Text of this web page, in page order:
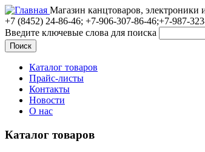
Магазин канцтоваров, электроники
+7 (8452) 24-86-46; +7-906-307-86-46;+7-987-
Введите ключевые слова для поиска
Каталог товаров
Прайс-листы
Контакты
Новости
О нас
Каталог товаров